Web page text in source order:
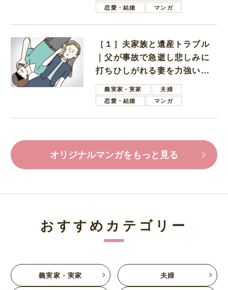
恋愛・結婚
マンガ
［１］夫家族と遺産トラブル
｜父が事故で急逝し悲しみに
打ちひしがれる妻を力強い言
葉で励ます夫
義実家・実家
夫婦
恋愛・結婚
マンガ
オリジナルマンガをもっと見る
おすすめカテゴリー
義実家・実家 夫婦